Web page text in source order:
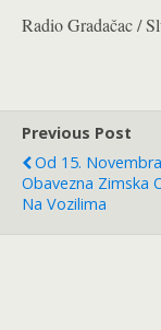
Radio Gradačac /
Previous Post
Od 15. Novembra
Obavezna Zimska
Na Vozilima